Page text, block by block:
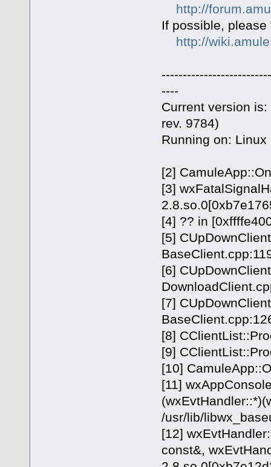
http://
If possible,
http://
----
Current version
rev. 9784)
Running on:
[2]
[3]
[4] ?? in
[5]
[6]
[7]
[8]
[9]
[10]
[11]
/usr/lib/
[12]
const&,